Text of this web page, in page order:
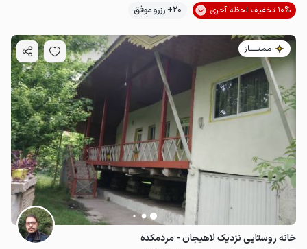
10% تخفیف لحظه آخری
20+ رزرو موفق
مـمـتــــــاز
خانه روستایی نزدیک لاهیجان - مردمکده